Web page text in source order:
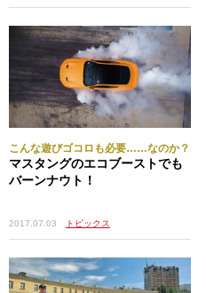
こんな遊びゴコロも必要……なのか？
マスタングのエコブーストでも
バーンナウト！
2017.07.03 トピックス